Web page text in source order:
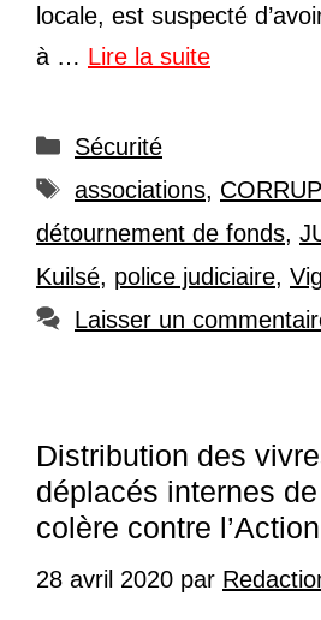
locale, est suspecté
à … Lire la suite
Catégories
Sécurité
Étiquettes
associations,
détournement de fonds,
Kuilsé, police judiciaire,
Laisser un
Distribution des
déplacés internes
colère contre
28 avril 2020 par